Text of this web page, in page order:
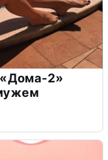
«Дома-2»